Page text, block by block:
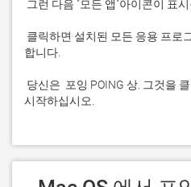
시작하십시오.